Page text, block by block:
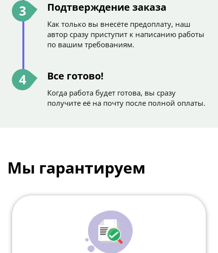
3 Подтверждение заказа
Как только вы внесёте предоплату, наш
автор сразу приступит к написанию работы
по вашим требованиям.
4 Все готово!
Когда работа будет готова, вы сразу
получите её на почту после полной оплаты.
Мы гарантируем